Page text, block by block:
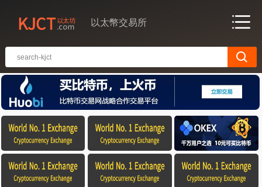
以太幣交易所